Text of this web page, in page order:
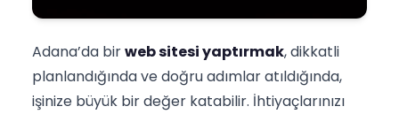
Adana’da birweb sitesi yaptırmak, dikkatli
planlandığında ve doğru adımlar atıldığında,
işinize büyük bir değer katabilir. İhtiyaçlarınızı